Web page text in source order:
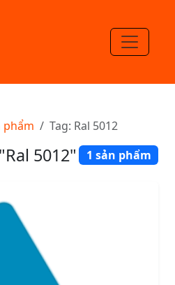
phẩm Tag: Ral 5012
5012" 1 sản phẩm